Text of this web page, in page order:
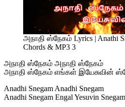
அநாதி ஸ்நேகம் Lyrics | Anathi
Chords & MP3 3
அநாதி ஸ்நேகம் அநாதி ஸ்நேகம்
அநாதி ஸ்நேகம் எங்கள் இயேசுவின்
Anadhi Snegam Anadhi Snegam
Anadhi Snegam Engal Yesuvin Snegam